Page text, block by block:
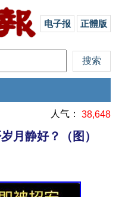
电子报 正體版
人气： 38,648
月静好？（图）